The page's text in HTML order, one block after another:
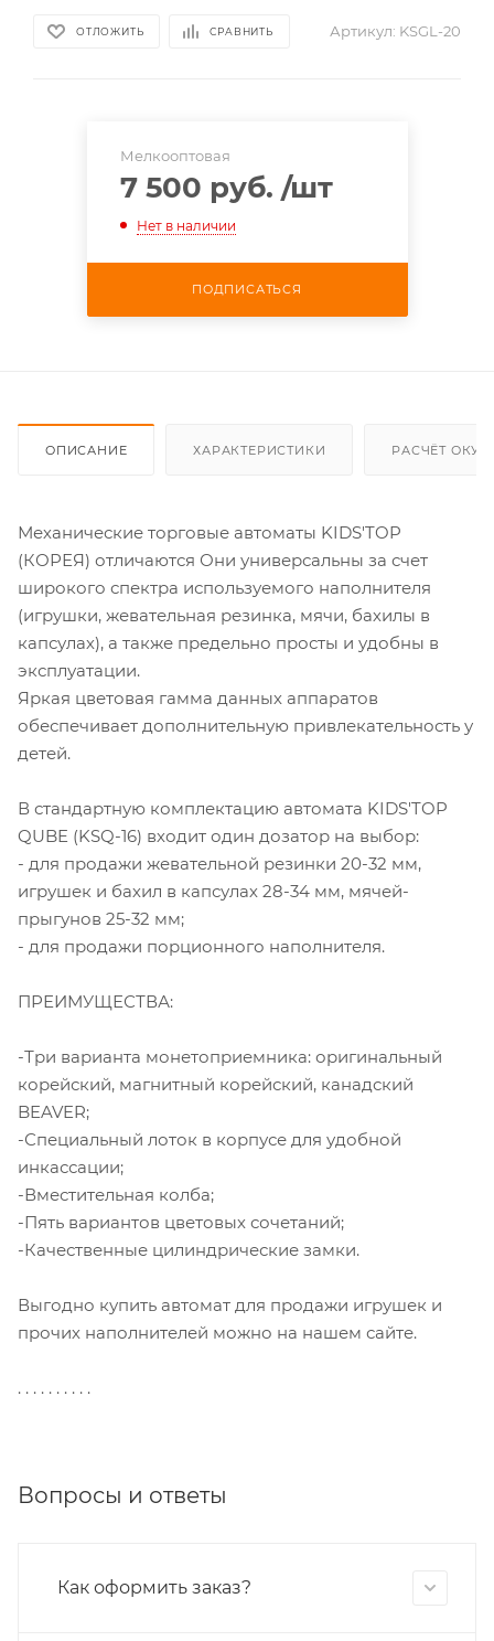
ОТЛОЖИТЬ СРАВНИТЬ Артикул: KSGL-20
Мелкооптовая
7 500 руб. /шт
Нет в наличии
ПОДПИСАТЬСЯ
ОПИСАНИЕ ХАРАКТЕРИСТИКИ РАСЧЁТ
Механические торговые автоматы KIDS'TOP
(КОРЕЯ) отличаются Они универсальны за счет
широкого спектра используемого наполнителя
(игрушки, жевательная резинка, мячи, бахилы в
капсулах), а также предельно просты и удобны в
эксплуатации.
Яркая цветовая гамма данных аппаратов
обеспечивает дополнительную привлекательность у
детей.
В стандартную комплектацию автомата KIDS'TOP
QUBE (KSQ-16) входит один дозатор на выбор:
- для продажи жевательной резинки 20-32 мм,
игрушек и бахил в капсулах 28-34 мм, мячей-
прыгунов 25-32 мм;
- для продажи порционного наполнителя.
ПРЕИМУЩЕСТВА:
-Три варианта монетоприемника: оригинальный
корейский, магнитный корейский, канадский
BEAVER;
-Специальный лоток в корпусе для удобной
инкассации;
-Вместительная колба;
-Пять вариантов цветовых сочетаний;
-Качественные цилиндрические замки.
Выгодно купить автомат для продажи игрушек и
прочих наполнителей можно на нашем сайте.
. . . . . . . . . .
Вопросы и ответы
Как оформить заказ?